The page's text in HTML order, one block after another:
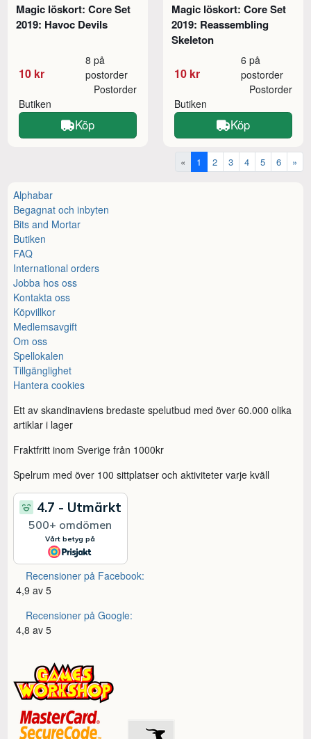
Magic löskort: Core Set
2019: Havoc Devils
10 kr
8 på
postorder
Butiken
Postorder
Köp
Magic löskort: Core Set
2019: Reassembling
Skeleton
10 kr
6 på
postorder
Butiken
Postorder
Köp
« 1 2 3 4 5 6 »
Alphabar
Begagnat och inbyten
Bits and Mortar
Butiken
FAQ
International orders
Jobba hos oss
Kontakta oss
Köpvillkor
Medlemsavgift
Om oss
Spellokalen
Tillgänglighet
Hantera cookies
Ett av skandinaviens bredaste spelutbud med över 60.000 olika
artiklar i lager
Fraktfritt inom Sverige från 1000kr
Spelrum med över 100 sittplatser och aktiviteter varje kväll
Recensioner på Facebook:
4,9 av 5
Recensioner på Google:
4,8 av 5